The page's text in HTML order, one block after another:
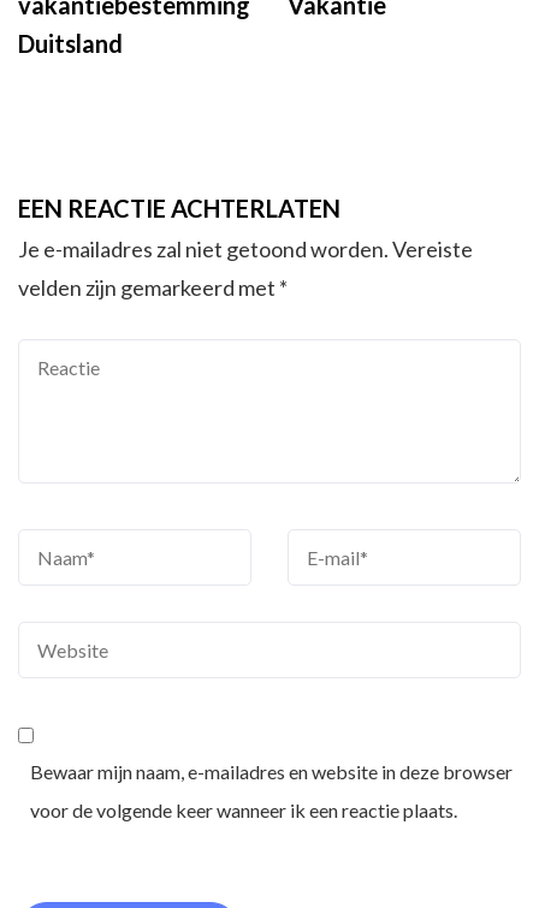
Duitsland
EEN REACTIE ACHTERLATEN
Je e-mailadres zal niet getoond worden.Vereiste
velden zijn gemarkeerd met *
Bewaar mijn naam, e-mailadres en website in deze browser
voor de volgende keer wanneer ik een reactie plaats.